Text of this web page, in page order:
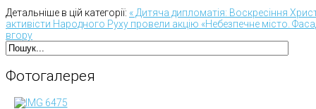
Детальніше в цій категорії: « Дитяча дипломатія: Воскресіння
активісти Народного Руху провели акцію «Небезпечне місто.
вгору
Фотогалерея